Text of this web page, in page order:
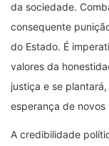
da sociedade.
consequente
do Estado. É
valores da
justiça e se
esperança de
A credibilidade